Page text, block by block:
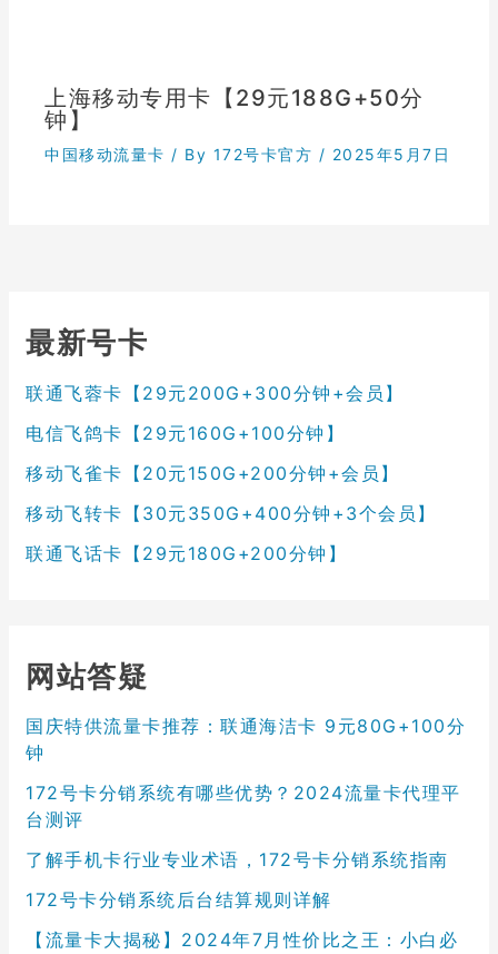
上海移动专用卡【29元188G+50分
钟】
中国移动流量卡 / By 172号卡官方 / 2025年5月7日
最新号卡
联通飞蓉卡【29元200G+300分钟+会员】
电信飞鸽卡【29元160G+100分钟】
移动飞雀卡【20元150G+200分钟+会员】
移动飞转卡【30元350G+400分钟+3个会员】
联通飞话卡【29元180G+200分钟】
网站答疑
国庆特供流量卡推荐：联通海洁卡 9元80G+100分
钟
172号卡分销系统有哪些优势？2024流量卡代理平
台测评
了解手机卡行业专业术语，172号卡分销系统指南
172号卡分销系统后台结算规则详解
【流量卡大揭秘】2024年7月性价比之王：小白必